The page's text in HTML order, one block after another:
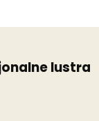
lustra